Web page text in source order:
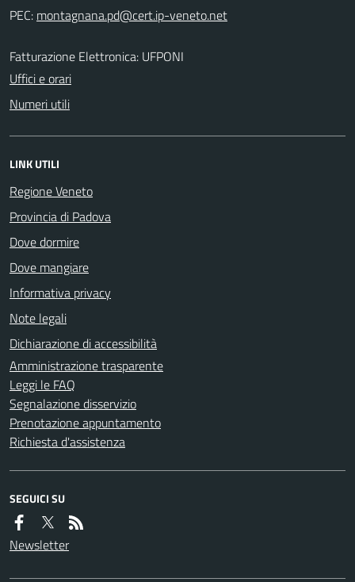
PEC:
Fatturazione Elettronica: UFPONI
Uffici e orari
Numeri utili
LINK UTILI
Regione Veneto
Provincia di Padova
Dove dormire
Dove mangiare
Informativa privacy
Note legali
Dichiarazione di accessibilità
Amministrazione trasparente
Leggi le FAQ
Segnalazione disservizio
Prenotazione appuntamento
Richiesta d'assistenza
SEGUICI SU
Newsletter